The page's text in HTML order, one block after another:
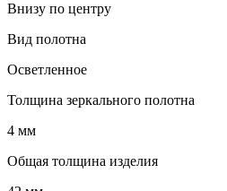
Внизу по центру
Вид полотна
Осветленное
Толщина зеркального полотна
4 мм
Общая толщина изделия